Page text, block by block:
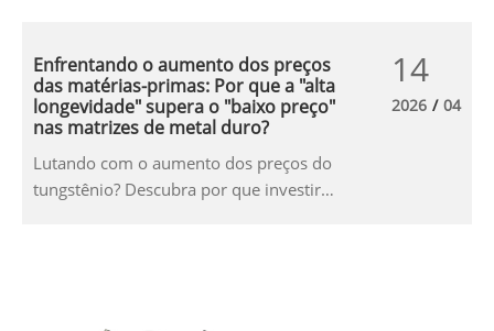
Enfrentando o aumento dos preços
das matérias-primas: Por que a "alta
longevidade" supera o "baixo preço"
nas matrizes de metal duro?
Lutando com o aumento dos preços do
tungstênio? Descubra por que investir
14
2026 / 04